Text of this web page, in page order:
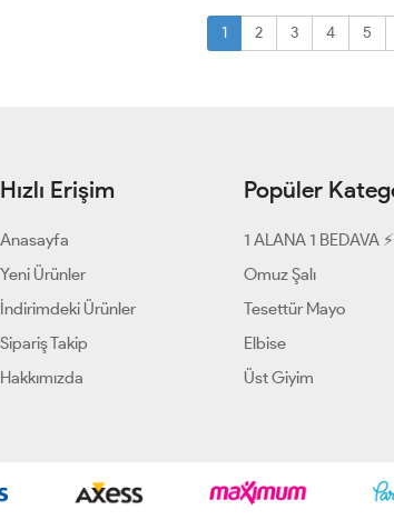
STD
1 2 3 4 5
Hızlı Erişim
Anasayfa
Yeni Ürünler
İndirimdeki Ürünler
Sipariş Takip
Hakkımızda
Popüler
1 ALANA 1 BEDAVA ⚡
Omuz Şalı
Tesettür Mayo
Elbise
Üst Giyim